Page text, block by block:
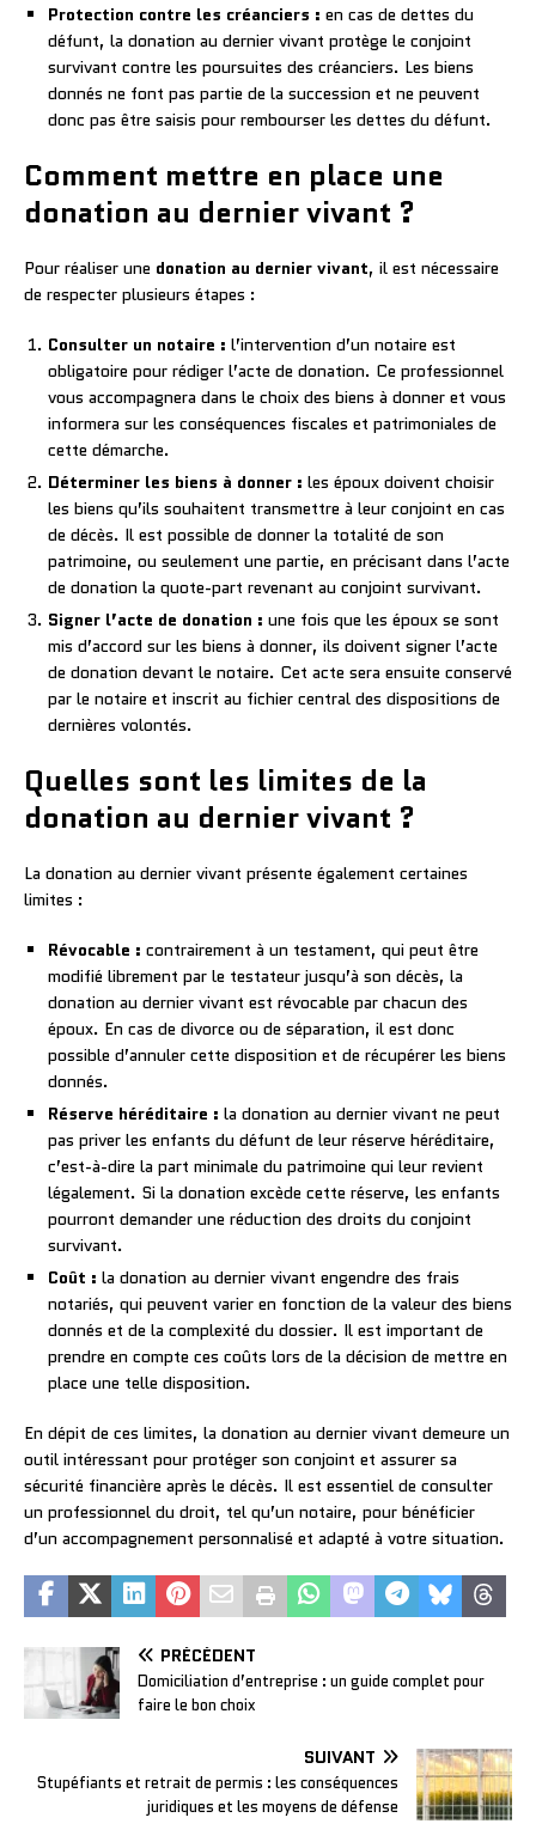
Protection contre les créanciers : en cas de dettes du
défunt, la donation au dernier vivant protège le conjoint
survivant contre les poursuites des créanciers. Les biens
donnés ne font pas partie de la succession et ne peuvent
donc pas être saisis pour rembourser les dettes du défunt.
Comment mettre en place une
donation au dernier vivant ?
Pour réaliser une donation au dernier vivant, il est nécessaire
de respecter plusieurs étapes :
Consulter un notaire : l’intervention d’un notaire est
obligatoire pour rédiger l’acte de donation. Ce professionnel
vous accompagnera dans le choix des biens à donner et vous
informera sur les conséquences fiscales et patrimoniales de
cette démarche.
Déterminer les biens à donner : les époux doivent choisir
les biens qu’ils souhaitent transmettre à leur conjoint en cas
de décès. Il est possible de donner la totalité de son
patrimoine, ou seulement une partie, en précisant dans l’acte
de donation la quote-part revenant au conjoint survivant.
Signer l’acte de donation : une fois que les époux se sont
mis d’accord sur les biens à donner, ils doivent signer l’acte
de donation devant le notaire. Cet acte sera ensuite conservé
par le notaire et inscrit au fichier central des dispositions de
dernières volontés.
Quelles sont les limites de la
donation au dernier vivant ?
La donation au dernier vivant présente également certaines
limites :
Révocable : contrairement à un testament, qui peut être
modifié librement par le testateur jusqu’à son décès, la
donation au dernier vivant est révocable par chacun des
époux. En cas de divorce ou de séparation, il est donc
possible d’annuler cette disposition et de récupérer les biens
donnés.
Réserve héréditaire : la donation au dernier vivant ne peut
pas priver les enfants du défunt de leur réserve héréditaire,
c’est-à-dire la part minimale du patrimoine qui leur revient
légalement. Si la donation excède cette réserve, les enfants
pourront demander une réduction des droits du conjoint
survivant.
Coût : la donation au dernier vivant engendre des frais
notariés, qui peuvent varier en fonction de la valeur des biens
donnés et de la complexité du dossier. Il est important de
prendre en compte ces coûts lors de la décision de mettre en
place une telle disposition.
En dépit de ces limites, la donation au dernier vivant demeure un
outil intéressant pour protéger son conjoint et assurer sa
sécurité financière après le décès. Il est essentiel de consulter
un professionnel du droit, tel qu’un notaire, pour bénéficier
d’un accompagnement personnalisé et adapté à votre situation.
PRÉCÉDENT
Domiciliation d’entreprise : un guide complet pour
faire le bon choix
SUIVANT
Stupéfiants et retrait de permis : les conséquences
juridiques et les moyens de défense